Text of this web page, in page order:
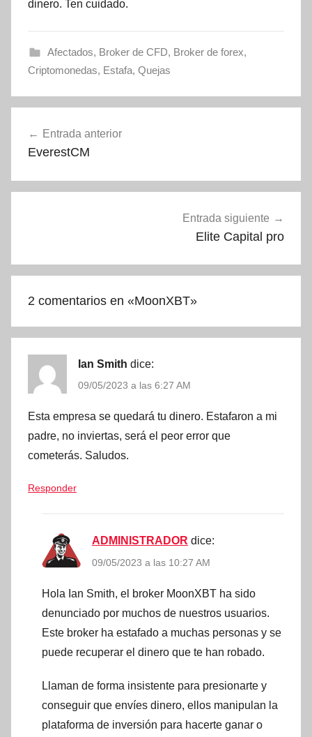
dinero. Ten cuidado.
Afectados, Broker de CFD, Broker de forex,
Criptomonedas, Estafa, Quejas
de
Entrada anterior
EverestCM
Entrada siguiente
Elite Capital pro
2 comentarios en «MoonXBT»
Ian Smith dice:
09/05/2023 a las 6:27 AM
Esta empresa se quedará tu dinero. Estafaron a mi
padre, no inviertas, será el peor error que
cometerás. Saludos.
Responder
ADMINISTRADOR dice:
09/05/2023 a las 10:27 AM
Hola Ian Smith, el broker MoonXBT ha sido
denunciado por muchos de nuestros usuarios.
Este broker ha estafado a muchas personas y se
puede recuperar el dinero que te han robado.
Llaman de forma insistente para presionarte y
conseguir que envíes dinero, ellos manipulan la
plataforma de inversión para hacerte ganar o